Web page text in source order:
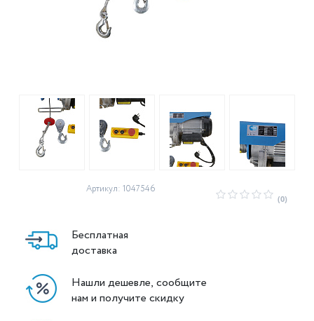
Артикул: 1047546
(0)
Бесплатная
доставка
Нашли дешевле, сообщите
нам и получите скидку